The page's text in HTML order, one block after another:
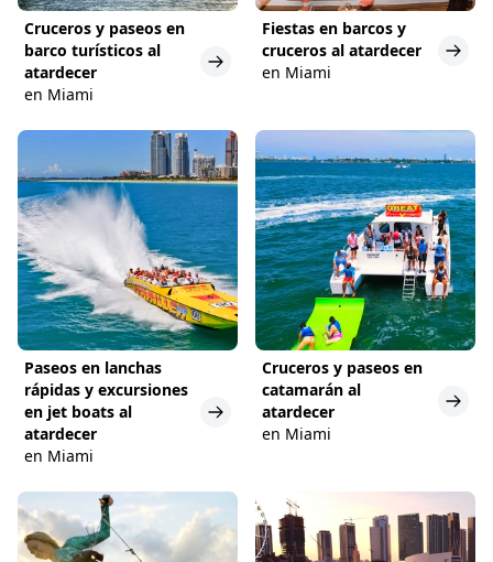
Cruceros y paseos en
barco turísticos al
atardecer
en Miami
Fiestas en barcos y
cruceros al atardecer
en Miami
Paseos en lanchas
rápidas y excursiones
en jet boats al
atardecer
en Miami
Cruceros y paseos en
catamarán al
atardecer
en Miami